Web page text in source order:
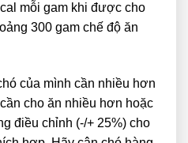
mỗi gam khi được cho
300 gam chế độ ăn
của mình cần nhiều hơn
cho ăn nhiều hơn hoặc
điều chỉnh (-/+ 25%) cho